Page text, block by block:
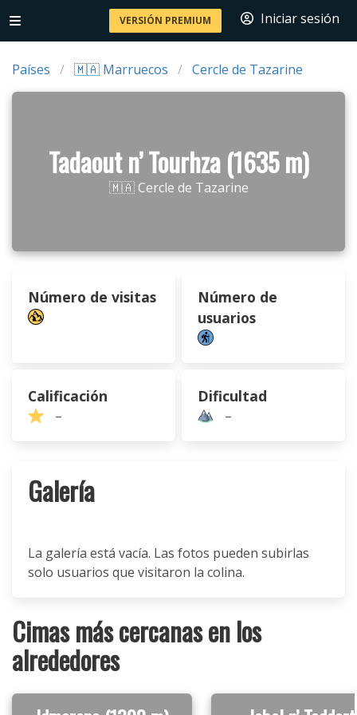
VERSIÓN PREMIUM Iniciar sesión
Países 🇲🇦 Marruecos Cercle de Tazarine
Tadaout n’ Tourhza (1635 m)
🇲🇦 Cercle de Tazarine
Número de visitas
Número de
usuarios
Calificación
–
Dificultad
–
Galería
La galería está vacía. Las fotos pueden subirlas
solo usuarios que visitaron la colina.
Cimas más cercanas en los
alrededores